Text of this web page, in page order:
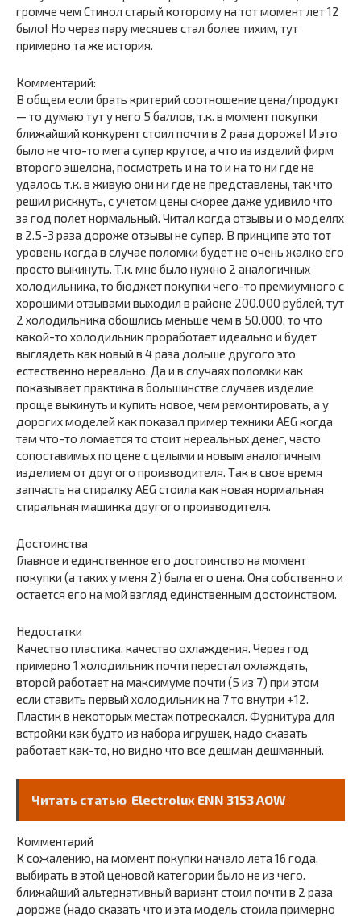
громче чем Стинол старый которому на тот момент лет 12
было! Но через пару месяцев стал более тихим, тут
примерно та же история.
Комментарий:
В общем если брать критерий соотношение цена/продукт
— то думаю тут у него 5 баллов, т.к. в момент покупки
ближайший конкурент стоил почти в 2 раза дороже! И это
было не что-то мега супер крутое, а что из изделий фирм
второго эшелона, посмотреть и на то и на то ни где не
удалось т.к. в живую они ни где не представлены, так что
решил рискнуть, с учетом цены скорее даже удивило что
за год полет нормальный. Читал когда отзывы и о моделях
в 2.5-3 раза дороже отзывы не супер. В принципе это тот
уровень когда в случае поломки будет не очень жалко его
просто выкинуть. Т.к. мне было нужно 2 аналогичных
холодильника, то бюджет покупки чего-то премиумного с
хорошими отзывами выходил в районе 200.000 рублей, тут
2 холодильника обошлись меньше чем в 50.000, то что
какой-то холодильник проработает идеально и будет
выглядеть как новый в 4 раза дольше другого это
естественно нереально. Да и в случаях поломки как
показывает практика в большинстве случаев изделие
проще выкинуть и купить новое, чем ремонтировать, а у
дорогих моделей как показал пример техники AEG когда
там что-то ломается то стоит нереальных денег, часто
сопоставимых по цене с целыми и новым аналогичным
изделием от другого производителя. Так в свое время
запчасть на стиралку AEG стоила как новая нормальная
стиральная машинка другого производителя.
Достоинства
Главное и единственное его достоинство на момент
покупки (а таких у меня 2) была его цена. Она собственно и
остается его на мой взгляд единственным достоинством.
Недостатки
Качество пластика, качество охлаждения. Через год
примерно 1 холодильник почти перестал охлаждать,
второй работает на максимуме почти (5 из 7) при этом
если ставить первый холодильник на 7 то внутри +12.
Пластик в некоторых местах потрескался. Фурнитура для
встройки как будто из набора игрушек, надо сказать
работает как-то, но видно что все дешман дешманный.
Читать статью Electrolux ENN 3153 AOW
Комментарий
К сожалению, на момент покупки начало лета 16 года,
выбирать в этой ценовой категории было не из чего.
ближайший альтернативный вариант стоил почти в 2 раза
дороже (надо сказать что и эта модель стоила примерно